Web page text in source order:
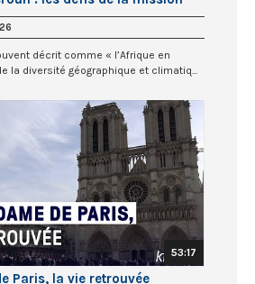
décrit comme « l’Afrique en
la diversité géographique et climatiq...
53:17
Paris, la vie retrouvée